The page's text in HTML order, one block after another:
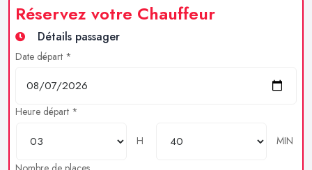
Réservez votre Chauffeur
Détails passager
Date départ *
Heure départ *
H
MIN